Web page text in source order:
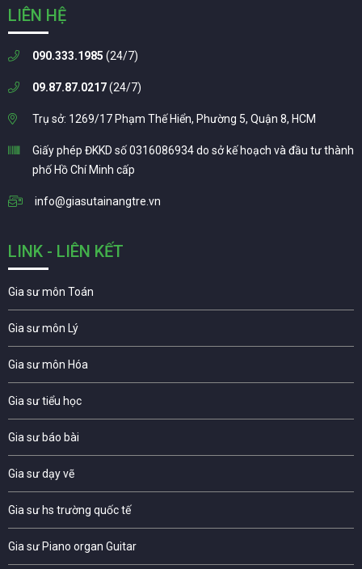
LIÊN HỆ
090.333.1985 (24/7)
09.87.87.0217(24/7)
Trụ sở: 1269/17 Phạm Thế Hiển, Phường 5, Quận 8, HCM
Giấy phép ĐKKD số 0316086934 do sở kế hoạch và đầu tư thành
phố Hồ Chí Minh cấp
info@giasutainangtre.vn
LINK - LIÊN KẾT
Gia sư môn Toán
Gia sư môn Lý
Gia sư môn Hóa
Gia sư tiểu học
Gia sư báo bài
Gia sư dạy vẽ
Gia sư hs trường quốc tế
Gia sư Piano organ Guitar